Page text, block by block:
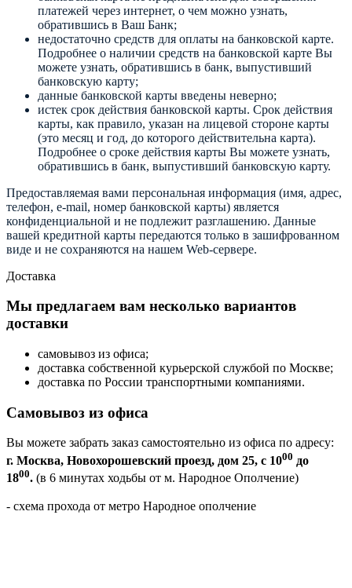
платежей через интернет, о чем можно узнать,
обратившись в Ваш Банк;
недостаточно средств для оплаты на банковской карте.
Подробнее о наличии средств на банковской карте Вы
можете узнать, обратившись в банк, выпустивший
банковскую карту;
данные банковской карты введены неверно;
истек срок действия банковской карты. Срок действия
карты, как правило, указан на лицевой стороне карты
(это месяц и год, до которого действительна карта).
Подробнее о сроке действия карты Вы можете узнать,
обратившись в банк, выпустивший банковскую карту.
Предоставляемая вами персональная информация (имя, адрес,
телефон, e-mail, номер банковской карты) является
конфиденциальной и не подлежит разглашению. Данные
вашей кредитной карты передаются только в зашифрованном
виде и не сохраняются на нашем Web-сервере.
Доставка
Мы предлагаем вам несколько вариантов
доставки
самовывоз из офиса;
доставка собственной курьерской службой по Москве;
доставка по России транспортными компаниями.
Самовывоз из офиса
Вы можете забрать заказ самостоятельно из офиса по адресу:
г. Москва, Новохорошевский проезд, дом 25, с 1000 до
1800. (в 6 минутах ходьбы от м. Народное Ополчение)
- схема прохода от метро Народное ополчение